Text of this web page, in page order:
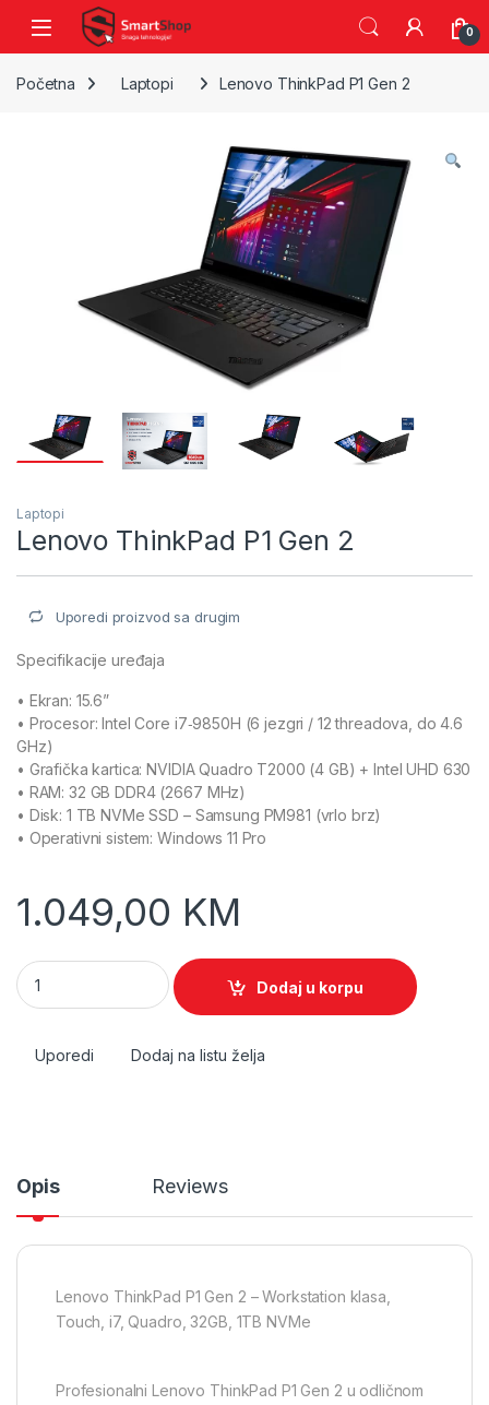
Skip to navigation
Skip to content
0
Početna Laptopi Lenovo ThinkPad P1 Gen 2
Laptopi
Lenovo ThinkPad P1 Gen 2
Uporedi proizvod sa drugim
Specifikacije uređaja
• Ekran: 15.6”
• Procesor: Intel Core i7‑9850H (6 jezgri / 12 threadova, do 4.6
GHz)
• Grafička kartica: NVIDIA Quadro T2000 (4 GB) + Intel UHD 630
• RAM: 32 GB DDR4 (2667 MHz)
• Disk: 1 TB NVMe SSD – Samsung PM981 (vrlo brz)
• Operativni sistem: Windows 11 Pro
1.049,00 KM
Lenovo ThinkPad P1 Gen 2 quantity
Dodaj u korpu
Uporedi Dodaj na listu želja
Opis Reviews
Lenovo ThinkPad P1 Gen 2 – Workstation klasa,
Touch, i7, Quadro, 32GB, 1TB NVMe
Profesionalni Lenovo ThinkPad P1 Gen 2 u odličnom